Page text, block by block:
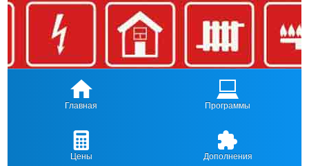
Главная Программы
Цены Дополнения